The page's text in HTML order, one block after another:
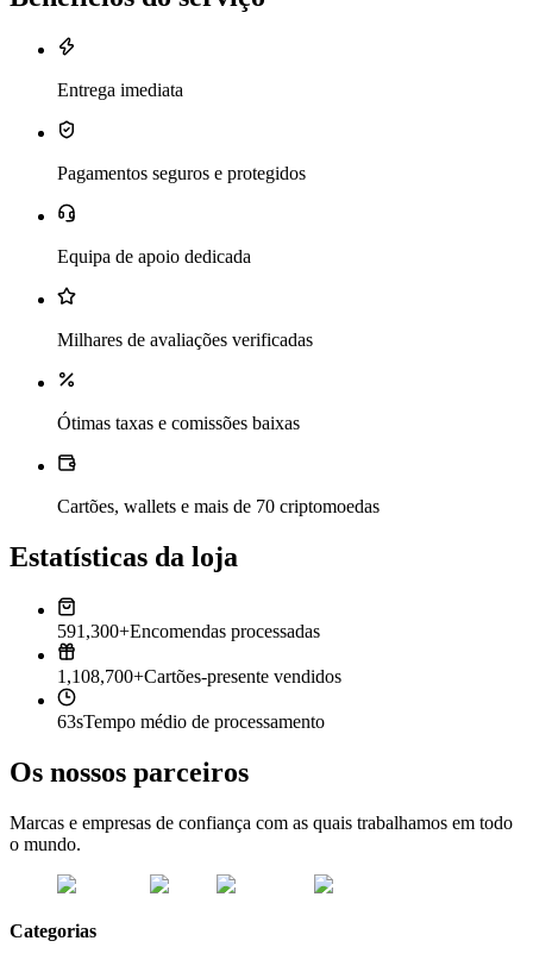
Entrega imediata
Pagamentos seguros e protegidos
Equipa de apoio dedicada
Milhares de avaliações verificadas
Ótimas taxas e comissões baixas
Cartões, wallets e mais de 70 criptomoedas
Estatísticas da loja
591,300+Encomendas processadas
1,108,700+Cartões-presente vendidos
63sTempo médio de processamento
Os nossos parceiros
Marcas e empresas de confiança com as quais trabalhamos em todo
o mundo.
Categorias